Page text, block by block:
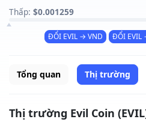
Thấp: $0.001259
ĐỔI EVIL → VND ĐỔI EVIL
Tổng quan Thị trường
Thị trường Evil Coin